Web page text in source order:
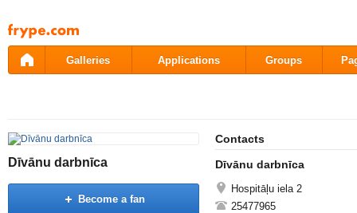
Pāriet
uz
saturu
Galleries Applications Groups
Dīvānu darbnīca
Become a fan
Contacts
Dīvānu darbnīca
Hospitāļu iela 2
25477965